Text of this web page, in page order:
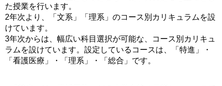
た授業を行います。
2年次より、「文系」「理系」のコース別カリキュラムを設
けています。
3年次からは、幅広い科目選択が可能な、コース別カリキュ
ラムを設けています。設定しているコースは、「特進」・
「看護医療」・「理系」・「総合」です。